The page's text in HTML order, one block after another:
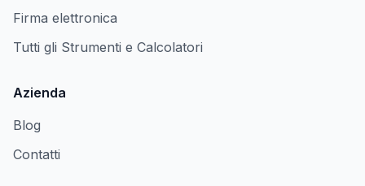
Firma elettronica
Tutti gli Strumenti e Calcolatori
Azienda
Blog
Contatti